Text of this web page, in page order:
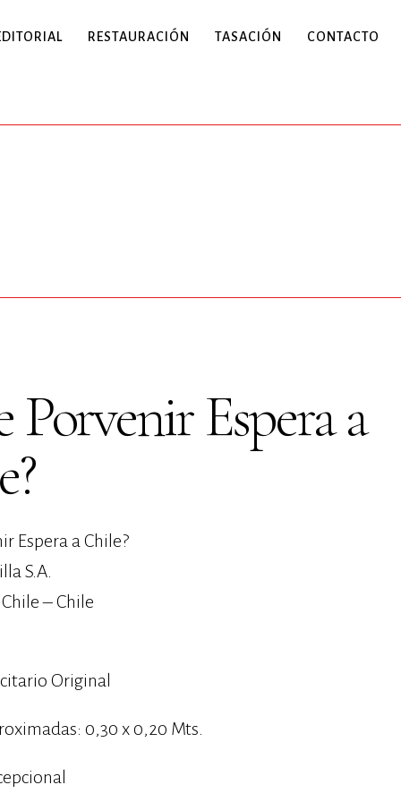
RESTAURACIÓN TASACIÓN CONTACTO
Porvenir Espera a
Espera a Chile?
S.A.
– Chile
Original
0,30 x 0,20 Mts.